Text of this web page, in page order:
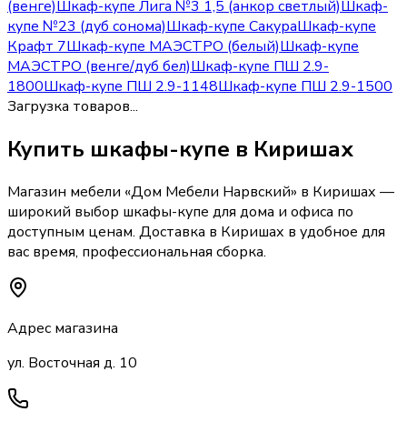
(венге)Шкаф-купе Лига №3 1,5 (анкор светлый)Шкаф-
купе №23 (дуб сонома)Шкаф-купе СакураШкаф-купе
Крафт 7Шкаф-купе МАЭСТРО (белый)Шкаф-купе
МАЭСТРО (венге/дуб бел)Шкаф-купе ПШ 2.9-
1800Шкаф-купе ПШ 2.9-1148Шкаф-купе ПШ 2.9-1500
Загрузка товаров...
Купить шкафы-купе в Киришах
Магазин мебели «Дом Мебели Нарвский» в Киришах —
широкий выбор шкафы-купе для дома и офиса по
доступным ценам. Доставка в Киришах в удобное для
вас время, профессиональная сборка.
Адрес магазина
ул. Восточная д. 10